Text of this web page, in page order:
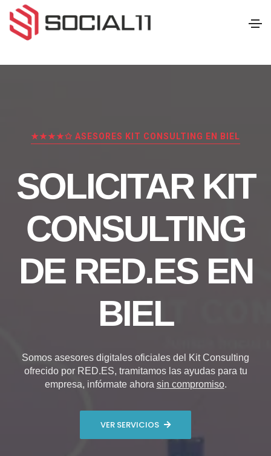
★★★★✩ ASESORES KIT CONSULTING EN BIEL
SOLICITAR KIT
CONSULTING
DE RED.ES EN
BIEL
Somos asesores digitales oficiales del Kit Consulting
ofrecido por RED.ES, tramitamos las ayudas para tu
empresa, infórmate ahora sin compromiso.
VER SERVICIOS